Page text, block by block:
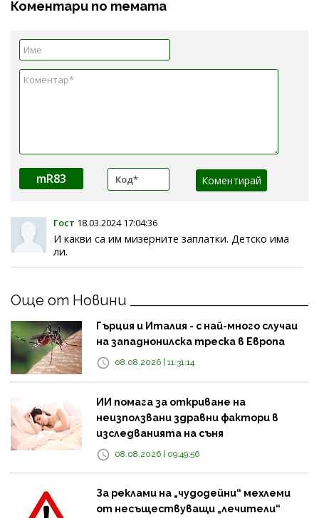
Коментари по темата
mR83
Гост 18.03.2024 17:04:36
И какви са им мизерните заплатки. Детско има
ли.
Още от Новини
Гърция и Италия - с най-много случаи
на западнонилска треска в Европа
08.08.2026 | 11:31:14
ИИ помага за откриване на
неизползвани здравни фактори в
изследванията на съня
08.08.2026 | 09:49:56
За реклами на „чудодейни“ мехлеми
от несъществуващи „лечители“